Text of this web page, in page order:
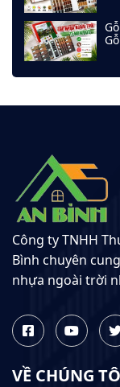
Công ty TNHH
Bình chuyên
nhựa ngoài trời
VỀ CHÚNG